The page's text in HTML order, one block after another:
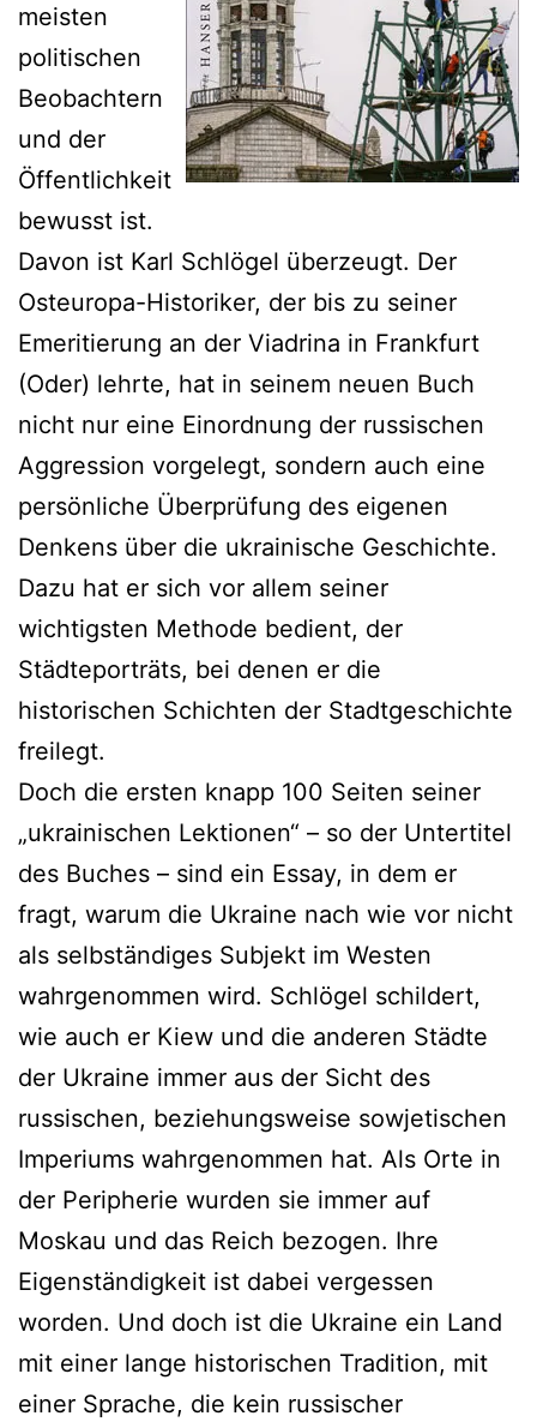
meisten
politischen
Beobachtern
und der
Öffentlichkeit
bewusst ist.
Davon ist Karl Schlögel überzeugt. Der
Osteuropa-Historiker, der bis zu seiner
Emeritierung an der Viadrina in Frankfurt
(Oder) lehrte, hat in seinem neuen Buch
nicht nur eine Einordnung der russischen
Aggression vorgelegt, sondern auch eine
persönliche Überprüfung des eigenen
Denkens über die ukrainische Geschichte.
Dazu hat er sich vor allem seiner
wichtigsten Methode bedient, der
Städteporträts, bei denen er die
historischen Schichten der Stadtgeschichte
freilegt.
Doch die ersten knapp 100 Seiten seiner
„ukrainischen Lektionen“ – so der Untertitel
des Buches – sind ein Essay, in dem er
fragt, warum die Ukraine nach wie vor nicht
als selbständiges Subjekt im Westen
wahrgenommen wird. Schlögel schildert,
wie auch er Kiew und die anderen Städte
der Ukraine immer aus der Sicht des
russischen, beziehungsweise sowjetischen
Imperiums wahrgenommen hat. Als Orte in
der Peripherie wurden sie immer auf
Moskau und das Reich bezogen. Ihre
Eigenständigkeit ist dabei vergessen
worden. Und doch ist die Ukraine ein Land
mit einer lange historischen Tradition, mit
einer Sprache, die kein russischer